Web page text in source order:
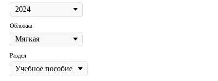
Обложка
Раздел